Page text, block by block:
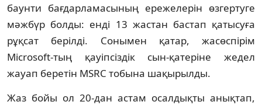
баунти бағдарламасының ережелерін өзгертуге
мәжбүр болды: енді 13 жастан бастап қатысуға
рұқсат берілді. Сонымен қатар, жасөспірім
Microsoft-тың қауіпсіздік сын-қатеріне жедел
жауап беретін MSRC тобына шақырылды.
Жаз бойы ол 20-дан астам осалдықты анықтап,